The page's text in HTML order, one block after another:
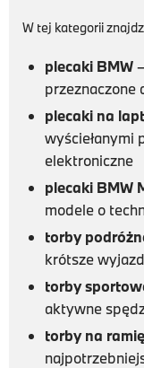
W tej kategorii
plecaki BMW
przeznaczone
plecaki na
wyściełanymi
elektroniczne
plecaki BMW
modele o
torby
krótsze
torby
aktywne
torby na ramię